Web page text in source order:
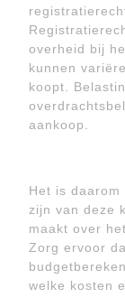
overheid bij
kunnen
koopt.
aankoop.
Het is
zijn van deze
maakt over
Zorg ervoor
welke kosten